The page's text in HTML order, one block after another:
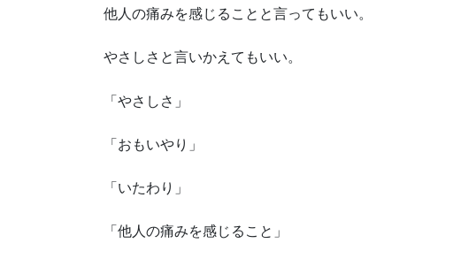
他人の痛みを感じることと言ってもいい。
やさしさと言いかえてもいい。
「やさしさ」
「おもいやり」
「いたわり」
「他人の痛みを感じること」